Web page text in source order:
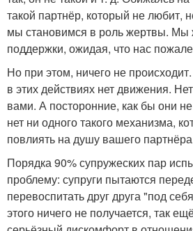
такой партнёр, который не любит,
мы становимся в роль жертвы. Мы
поддержки, ожидая, что нас
Но при этом, ничего не
в этих действиях нет движения.
вами. А посторонние, как бы они
нет ни одного такого механизма,
повлиять на душу вашего
Порядка 90% супружеских пар
проблему: супруги пытаются
перевоспитать друг друга "под
этого ничего не получается, так